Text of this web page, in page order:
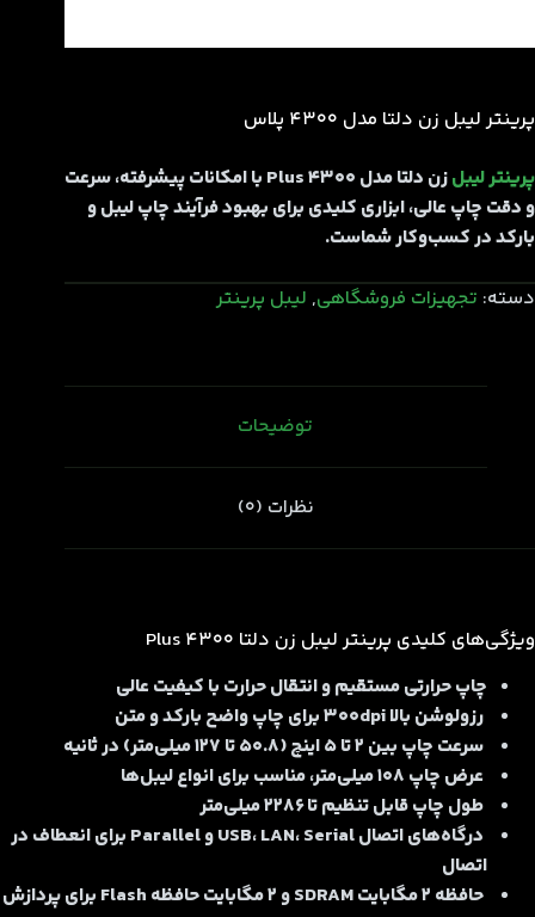
پرینتر لیبل زن دلتا مدل 4300 پلاس
پرینتر لیبل
زن دلتا مدل 4300 Plus با امکانات پیشرفته، سرعت
و دقت چاپ عالی، ابزاری کلیدی برای بهبود فرآیند چاپ لیبل و
بارکد در کسب‌وکار شماست.
دسته: تجهیزات فروشگاهی, لیبل پرینتر
توضیحات
نظرات (0)
ویژگی‌های کلیدی پرینتر لیبل زن دلتا 4300 Plus
چاپ حرارتی مستقیم و انتقال حرارت با کیفیت عالی
رزولوشن بالا 300dpi برای چاپ واضح بارکد و متن
سرعت چاپ بین 2 تا 5 اینچ (50.8 تا 127 میلی‌متر) در ثانیه
عرض چاپ 108 میلی‌متر، مناسب برای انواع لیبل‌ها
طول چاپ قابل تنظیم تا 2286 میلی‌متر
درگاه‌های اتصال USB، LAN، Serial و Parallel برای انعطاف در
اتصال
حافظه 2 مگابایت SDRAM و 2 مگابایت حافظه Flash برای پردازش